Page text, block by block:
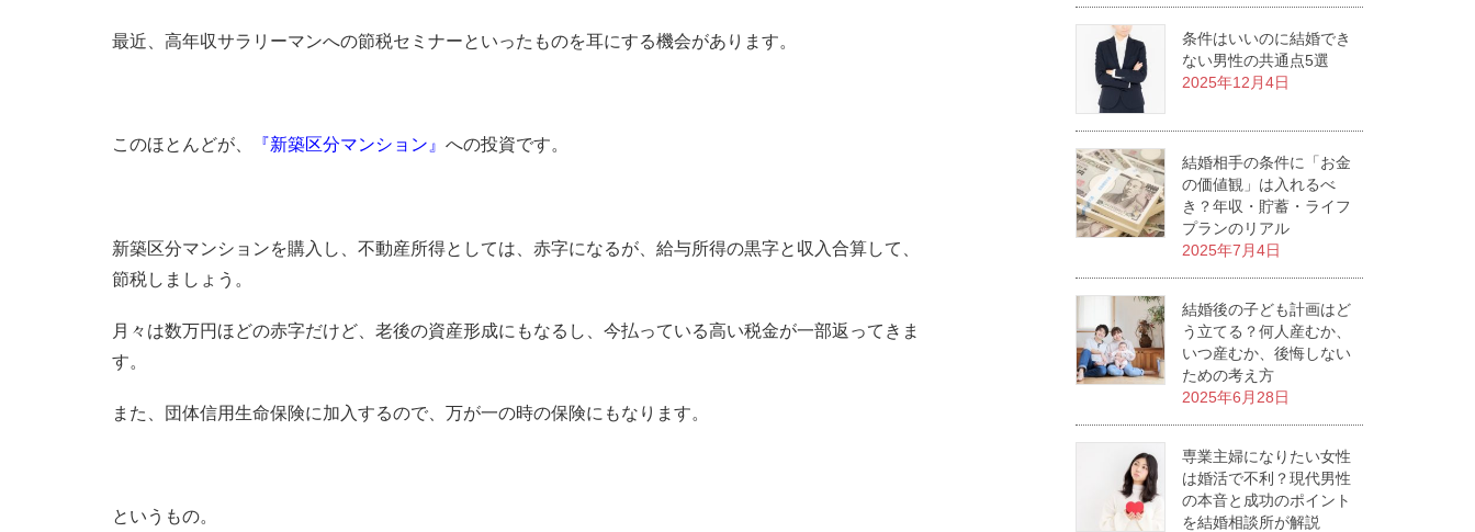
最近、高年収サラリーマンへの節税セミナーといったものを耳にする機会があります。
このほとんどが、 『新築区分マンション』 への投資です。
新築区分マンションを購入し、不動産所得としては、赤字になるが、給与所得の黒字と収入合算して、
節税しましょう。
月々は数万円ほどの赤字だけど、老後の資産形成にもなるし、今払っている高い税金が一部返ってきま
す。
また、団体信用生命保険に加入するので、万が一の時の保険にもなります。
というもの。
条件はいいのに結婚でき
ない男性の共通点5選
2025年12月4日
結婚相手の条件に「お金
の価値観」は入れるべ
き？年収・貯蓄・ライフ
プランのリアル
2025年7月4日
結婚後の子ども計画はど
う立てる？何人産むか、
いつ産むか、後悔しない
ための考え方
2025年6月28日
専業主婦になりたい女性
は婚活で不利？現代男性
の本音と成功のポイント
を結婚相談所が解説